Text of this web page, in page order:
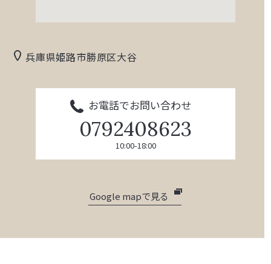
兵庫県姫路市勝原区大谷
お電話でお問い合わせ
0792408623
10:00-18:00
Google mapで見る